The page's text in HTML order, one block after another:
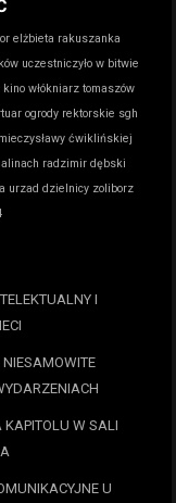
elżbieta rakuszanka
uczestniczyło w bitwie
kino włókniarz tomaszów
ogrody rektorskie sgh
ćwiklińskiej
radzimir dębski
urzad dzielnicy zoliborz
I
KAPITOLU W SALI
U